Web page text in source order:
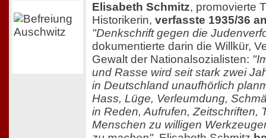
Elisabeth Schmitz, promovierte
Historikerin, verfasste 1935/36
"Denkschrift gegen die
dokumentierte darin die Willkür,
Gewalt der Nationalsozialisten:
und Rasse wird seit stark zwei
in Deutschland unaufhörlich
Hass, Lüge, Verleumdung,
in Reden, Aufrufen, Zeitschriften,
Menschen zu willigen